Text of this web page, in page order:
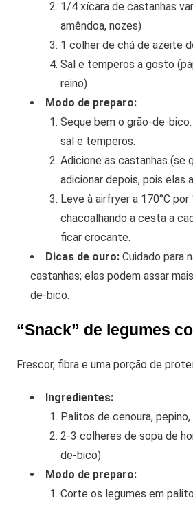
1/4 xícara de castanhas
amêndoa, nozes)
1 colher de chá de azeite
Sal e temperos a gosto
reino)
Modo de preparo:
Seque bem o grão-de-
sal e temperos.
Adicione as castanhas (se
adicionar depois, pois elas
Leve à airfryer a 170°C
chacoalhando a cesta a
ficar crocante.
Dicas de ouro: Cuidado para
castanhas; elas podem assar
de-bico.
“Snack” de legumes
Frescor, fibra e uma porção de
Ingredientes:
Palitos de cenoura,
2-3 colheres de sopa de
de-bico)
Modo de preparo:
Corte os legumes em